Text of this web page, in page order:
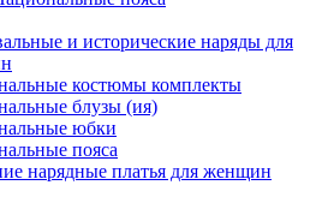
и исторические наряды для
костюмы комплекты
блузы (ия)
юбки
пояса
нарядные платья для женщин